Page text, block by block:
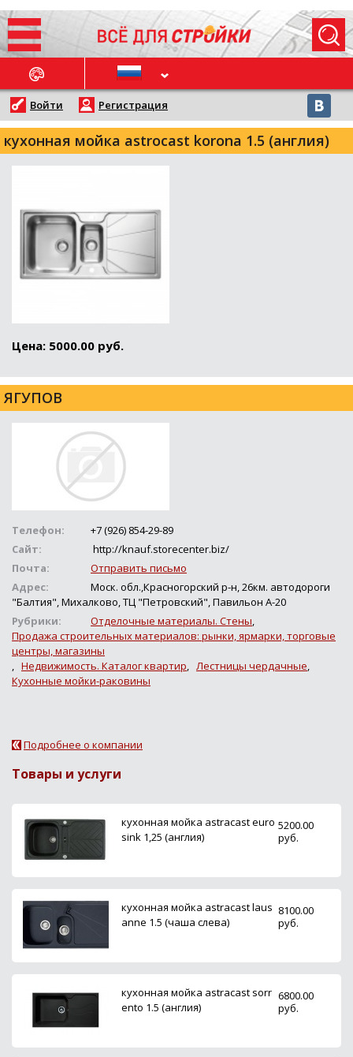
НОВОСТИ
Войти Регистрация
кухонная мойка astrocast korona 1.5 (англия)
Цена: 5000.00 руб.
ЯГУПОВ
Телефон:
+7 (926) 854-29-89
Сайт:
http://knauf.storecenter.biz/
Почта:
Отправить письмо
Адрес:
Моск. обл.,Красногорский р-н, 26км. автодороги
"Балтия", Михалково, ТЦ "Петровский", Павильон А-20
Рубрики:
Отделочные материалы. Стены,
Продажа строительных материалов: рынки, ярмарки, торговые
центры, магазины
, Недвижимость. Каталог квартир, Лестницы чердачные,
Кухонные мойки-раковины
Подробнее о компании
Товары и услуги
кухонная мойка astracast euro
sink 1,25 (англия)
5200.00
руб.
кухонная мойка astracast laus
anne 1.5 (чаша слева)
8100.00
руб.
кухонная мойка astracast sorr
ento 1.5 (англия)
6800.00
руб.